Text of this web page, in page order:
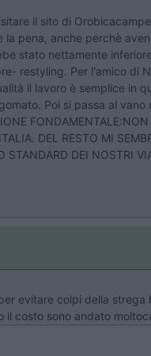
il sito di
pena, anche perchè
stato nettamente
restyling. Per l'amico di
il lavoro è semplice in
Poi si passa al
DEL RESTO MI
STANDARD DEI NOSTRI
evitare colpi della
il costo sono andato